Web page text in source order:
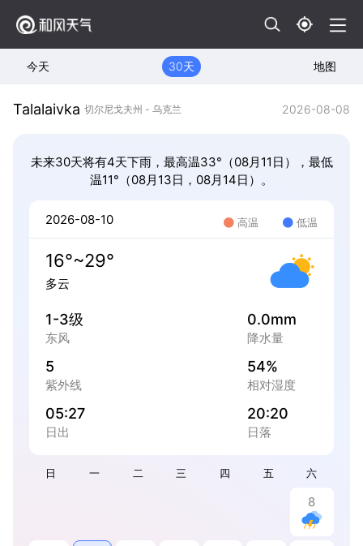
今天 30天 地图
Talalaivka 切尔尼戈夫州 - 乌克兰 2026-08-08
未来30天将有4天下雨，最高温33°（08月11日），最低
温11°（08月13日，08月14日）。
日 一 二 三 四 五 六
8
2026-08-10 高温 低温
16°~29°
多云
1-3级
东风
0.0mm
降水量
5
紫外线
54%
相对湿度
05:27
日出
20:20
日落